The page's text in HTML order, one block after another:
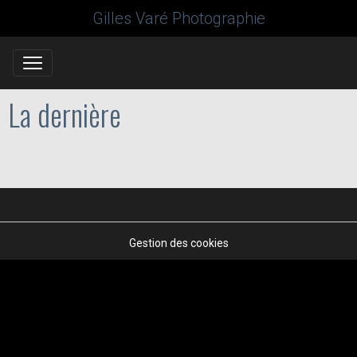
Gilles Varé Photographie
La dernière
Gestion des cookies